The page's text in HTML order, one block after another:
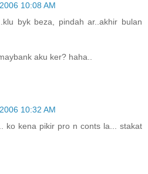
10:08 AM
byk beza, pindah ar..akhir bulan
aku ker? haha..
10:32 AM
ko kena pikir pro n conts la... stakat